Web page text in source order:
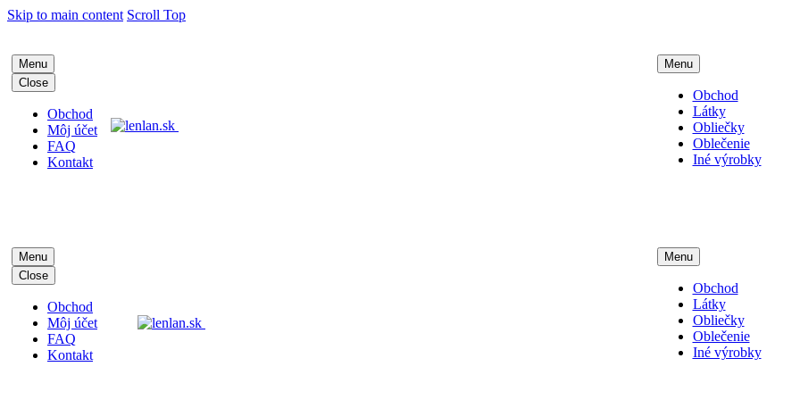
Skip to main content Scroll Top
Menu
Close
Obchod
Môj účet
FAQ
Kontakt
Menu
Obchod
Látky
Obliečky
Oblečenie
Iné výrobky
Menu
Close
Obchod
Môj účet
FAQ
Kontakt
Menu
Obchod
Látky
Obliečky
Oblečenie
Iné výrobky